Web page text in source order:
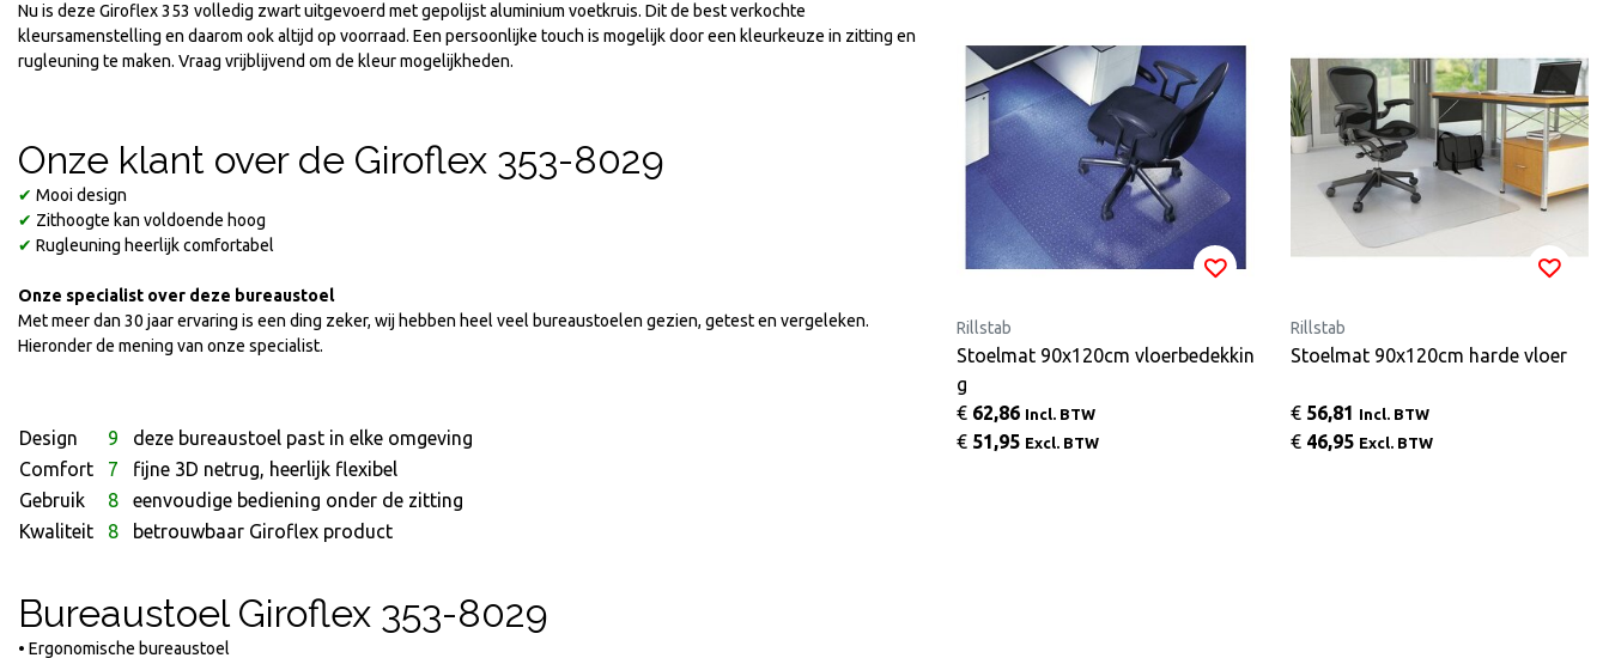
Nu is deze Giroflex 353 volledig zwart uitgevoerd met gepolijst aluminium voetkruis. Dit de best verkochte
kleursamenstelling en daarom ook altijd op voorraad. Een persoonlijke touch is mogelijk door een kleurkeuze in zitting en
rugleuning te maken. Vraag vrijblijvend om de kleur mogelijkheden.
Onze klant over de Giroflex 353-8029
✔ Mooi design
✔ Zithoogte kan voldoende hoog
✔ Rugleuning heerlijk comfortabel
Onze specialist over deze bureaustoel
Met meer dan 30 jaar ervaring is een ding zeker, wij hebben heel veel bureaustoelen gezien, getest en vergeleken.
Hieronder de mening van onze specialist.
Design 9
deze bureaustoel past in elke omgeving
Comfort
7
fijne 3D netrug, heerlijk flexibel
Gebruik
8
eenvoudige bediening onder de zitting
Kwaliteit
8 betrouwbaar Giroflex product
Bureaustoel Giroflex 353-8029
• Ergonomische bureaustoel
Fellowes Standaard
Excl. BTW
Kensington
€49,00 Excl. BTW
Score Rillstab
Stoelmat 90x120cm vloerbedekkin
g
€ 62,86 Incl. BTW
€ 51,95 Excl. BTW
Rillstab
Stoelmat 90x120cm harde vloer
€ 56,81 Incl. BTW
€ 46,95 Excl. BTW